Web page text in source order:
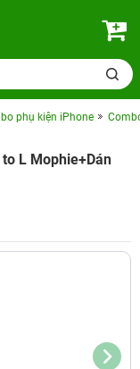
phụ kiện iPhone
L Mophie+Dán